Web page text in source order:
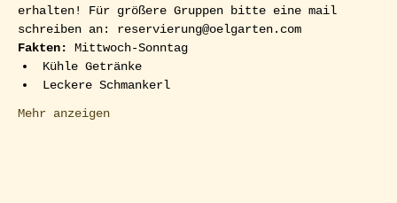
erhalten! Für größere Gruppen bitte eine mail
schreiben an: reservierung@oelgarten.com
Fakten:
Mittwoch-Sonntag
Kühle Getränke
Leckere Schmankerl
Mehr anzeigen